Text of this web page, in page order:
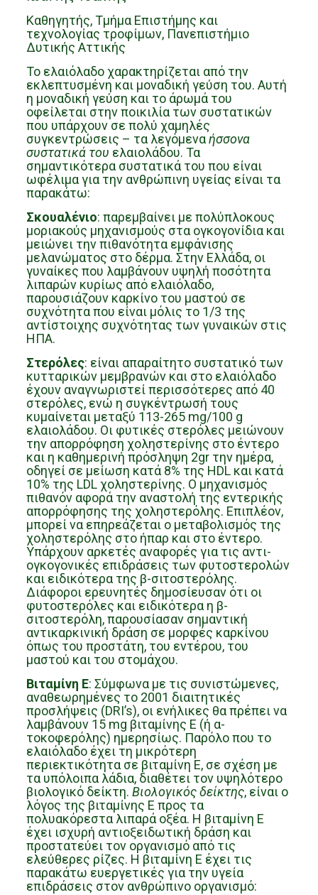
Καθηγητής,Τμήμα Επιστήμης και
τεχνολογίας τροφίμων, Πανεπιστήμιο
Δυτικής Αττικής
Το ελαιόλαδο χαρακτηρίζεται από την
εκλεπτυσμένη και μοναδική γεύση του. Αυτή
η μοναδική γεύση και το άρωμά του
οφείλεται στην ποικιλία των συστατικών
που υπάρχουν σε πολύ χαμηλές
συγκεντρώσεις – τα λεγόμεναήσσονα
συστατικά του ελαιολάδου. Τα
σημαντικότερα συστατικά του που είναι
ωφέλιμα για την ανθρώπινη υγείας είναι τα
παρακάτω:
Σκουαλένιο: παρεμβαίνει με πολύπλοκους
μοριακούς μηχανισμούς στα ογκογονίδια και
μειώνει την πιθανότητα εμφάνισης
μελανώματος στο δέρμα. Στην Ελλάδα, οι
γυναίκες που λαμβάνουν υψηλή ποσότητα
λιπαρών κυρίως από ελαιόλαδο,
παρουσιάζουν καρκίνο του μαστού σε
συχνότητα που είναι μόλις το 1/3 της
αντίστοιχης συχνότητας των γυναικών στις
ΗΠΑ.
Στερόλες: είναι απαραίτητο συστατικό των
κυτταρικών μεμβρανών και στο ελαιόλαδο
έχουν αναγνωριστεί περισσότερες από 40
στερόλες, ενώ η συγκέντρωσή τους
κυμαίνεται μεταξύ 113-265 mg/100 g
ελαιολάδου. Οι φυτικές στερόλες μειώνουν
την απορρόφηση χοληστερίνης στο έντερο
και η καθημερινή πρόσληψη 2gr την ημέρα,
οδηγεί σε μείωση κατά 8% της HDL και κατά
10% της LDL χοληστερίνης. Ο μηχανισμός
πιθανόν αφορά την αναστολή της εντερικής
απορρόφησης της χοληστερόλης. Επιπλέον,
μπορεί να επηρεάζεται ο μεταβολισμός της
χοληστερόλης στο ήπαρ και στο έντερο.
Υπάρχουν αρκετές αναφορές για τις αντι-
ογκογονικές επιδράσεις των φυτοστερολών
και ειδικότερα της β-σιτοστερόλης.
Διάφοροι ερευνητές δημοσίευσαν ότι οι
φυτοστερόλες και ειδικότερα η β-
σιτοστερόλη, παρουσίασαν σημαντική
αντικαρκινική δράση σε μορφές καρκίνου
όπως του προστάτη, του εντέρου, του
μαστού και του στομάχου.
Βιταμίνη Ε: Σύμφωνα με τις συνιστώμενες,
αναθεωρημένες το 2001 διαιτητικές
προσλήψεις (DRI’s), οι ενήλικες θα πρέπει να
λαμβάνουν 15 mg βιταμίνης Ε (ή α-
τοκοφερόλης) ημερησίως. Παρόλο που το
ελαιόλαδο έχει τη μικρότερη
περιεκτικότητα σε βιταμίνη Ε, σε σχέση με
τα υπόλοιπα λάδια, διαθέτει τον υψηλότερο
βιολογικό δείκτη. Βιολογικός δείκτης, είναι ο
λόγος της βιταμίνης Ε προς τα
πολυακόρεστα λιπαρά οξέα. Η βιταμίνη Ε
έχει ισχυρή αντιοξειδωτική δράση και
προστατεύει τον οργανισμό από τις
ελεύθερες ρίζες. Η βιταμίνη Ε έχει τις
παρακάτω ευεργετικές για την υγεία
επιδράσεις στον ανθρώπινο οργανισμό: